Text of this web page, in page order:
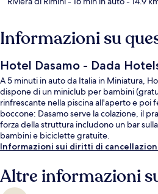
Informazioni su
Hotel Dasamo - Dada
A 5 minuti in auto da Italia in Miniatura,
dispone di un miniclub per bambini
rinfrescante nella piscina all'aperto e poi
boccone: Dasamo serve la colazione, il
forza della struttura includono un bar
bambini e biciclette gratuite.
Informazioni sui diritti di
Altre informazioni